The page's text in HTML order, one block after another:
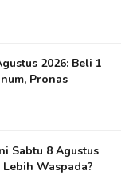
2026: Beli 1
Pronas
Sabtu 8 Agustus
Waspada?